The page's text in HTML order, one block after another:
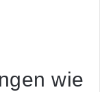
wie